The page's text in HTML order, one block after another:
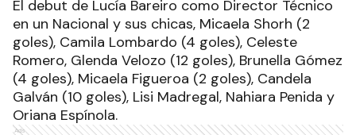
El debut de Lucía Bareiro como Director Técnico
en un Nacional y sus chicas, Micaela Shorh (2
goles), Camila Lombardo (4 goles), Celeste
Romero, Glenda Velozo (12 goles), Brunella Gómez
(4 goles), Micaela Figueroa (2 goles), Candela
Galván (10 goles), Lisi Madregal, Nahiara Penida y
Oriana Espínola.
Ads